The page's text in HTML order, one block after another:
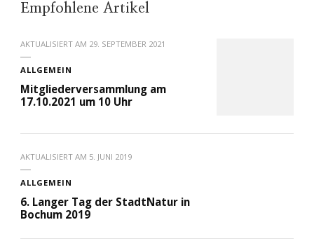
Empfohlene Artikel
AKTUALISIERT AM 29. SEPTEMBER 2021
ALLGEMEIN
Mitgliederversammlung am
17.10.2021 um 10 Uhr
AKTUALISIERT AM 5. JUNI 2019
ALLGEMEIN
6. Langer Tag der StadtNatur in
Bochum 2019